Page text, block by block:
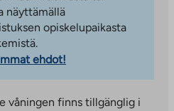
näyttämällä
opiskelupaikasta
ehdot!
våningen finns tillgänglig i